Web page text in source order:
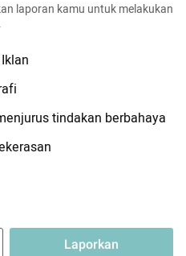
laporan kamu untuk melakukan
tindakan berbahaya
Laporkan